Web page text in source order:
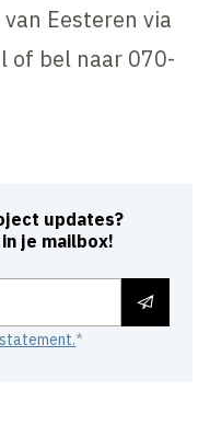
Eesteren via
of bel naar 070-
updates?
je mailbox!